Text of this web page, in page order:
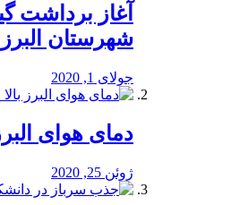
آغاز برداشت
شهرستان البرز
جولای 1, 2020
دمای هوای
ژوئن 25, 2020